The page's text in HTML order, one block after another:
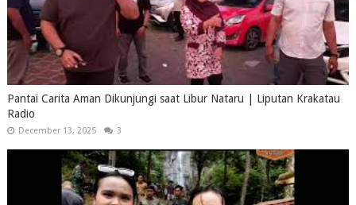
Pantai Carita Aman Dikunjungi saat Libur Nataru | Liputan Krakatau
Radio
December 13, 2025 3